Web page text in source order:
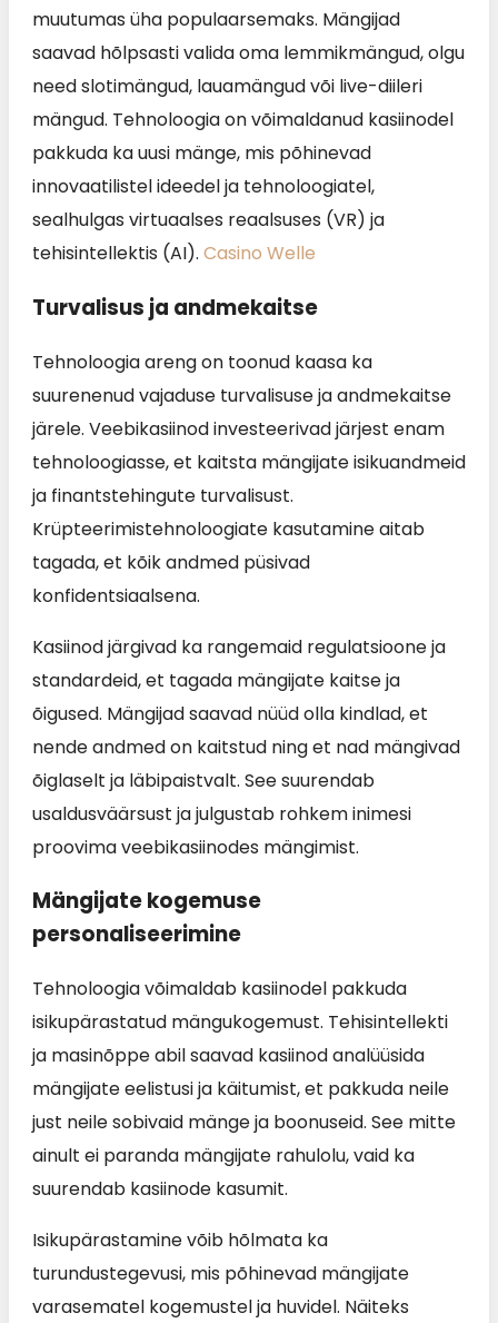
muutumas üha populaarsemaks. Mängijad
saavad hõlpsasti valida oma lemmikmängud, olgu
need slotimängud, lauamängud või live-diileri
mängud. Tehnoloogia on võimaldanud kasiinodel
pakkuda ka uusi mänge, mis põhinevad
innovaatilistel ideedel ja tehnoloogiatel,
sealhulgas virtuaalses reaalsuses (VR) ja
tehisintellektis (AI). Casino Welle
Turvalisus ja andmekaitse
Tehnoloogia areng on toonud kaasa ka
suurenenud vajaduse turvalisuse ja andmekaitse
järele. Veebikasiinod investeerivad järjest enam
tehnoloogiasse, et kaitsta mängijate isikuandmeid
ja finantstehingute turvalisust.
Krüpteerimistehnoloogiate kasutamine aitab
tagada, et kõik andmed püsivad
konfidentsiaalsena.
Kasiinod järgivad ka rangemaid regulatsioone ja
standardeid, et tagada mängijate kaitse ja
õigused. Mängijad saavad nüüd olla kindlad, et
nende andmed on kaitstud ning et nad mängivad
õiglaselt ja läbipaistvalt. See suurendab
usaldusväärsust ja julgustab rohkem inimesi
proovima veebikasiinodes mängimist.
Mängijate kogemuse
personaliseerimine
Tehnoloogia võimaldab kasiinodel pakkuda
isikupärastatud mängukogemust. Tehisintellekti
ja masinõppe abil saavad kasiinod analüüsida
mängijate eelistusi ja käitumist, et pakkuda neile
just neile sobivaid mänge ja boonuseid. See mitte
ainult ei paranda mängijate rahulolu, vaid ka
suurendab kasiinode kasumit.
Isikupärastamine võib hõlmata ka
turundustegevusi, mis põhinevad mängijate
varasematel kogemustel ja huvidel. Näiteks